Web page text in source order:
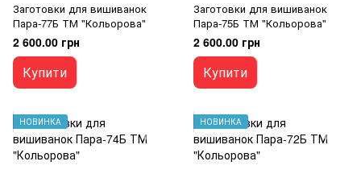
Заготовки для вишиванок
Пара-77Б ТМ "Кольорова"
2 600.00 грн
Купити
Заготовки для вишиванок
Пара-75Б ТМ "Кольорова"
2 600.00 грн
Купити
НОВИНКА НОВИНКА